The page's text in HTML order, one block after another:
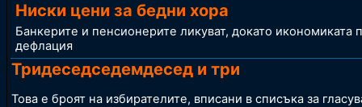
Ниски цени за бедни хора
Банкерите и пенсионерите ликуват, докато икономиката
дефлация
Тридеседседемдесед и три
Това е броят на избирателите, вписани в списъка за